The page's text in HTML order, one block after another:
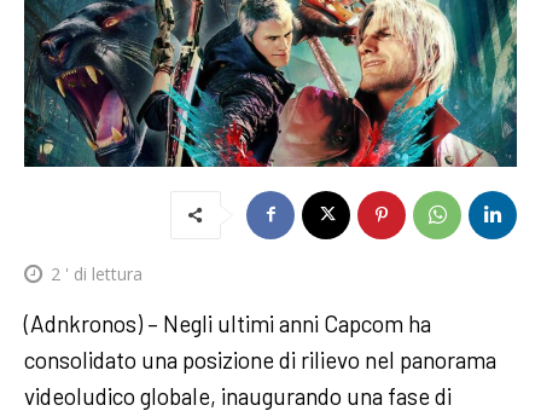
2 ' di lettura
(Adnkronos) – Negli ultimi anni Capcom ha
consolidato una posizione di rilievo nel panorama
videoludico globale, inaugurando una fase di